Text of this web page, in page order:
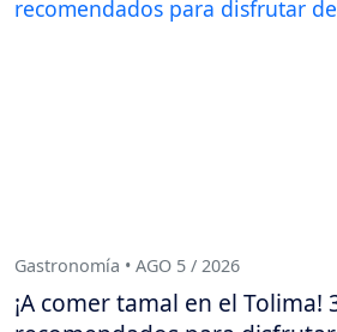
Gastronomía • AGO 5 / 2026
¡A comer tamal en el Tolima!